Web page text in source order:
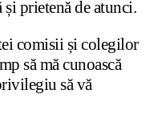
prietenă de atunci.
comisii și colegilor
să mă cunoască
să vă